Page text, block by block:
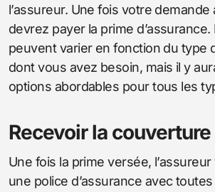
l’assureur. Une fois votre
devrez payer la prime d’assurance.
peuvent varier en fonction du type
dont vous avez besoin, mais il y
options abordables pour tous les
Recevoir la couverture
Une fois la prime versée,
une police d’assurance avec